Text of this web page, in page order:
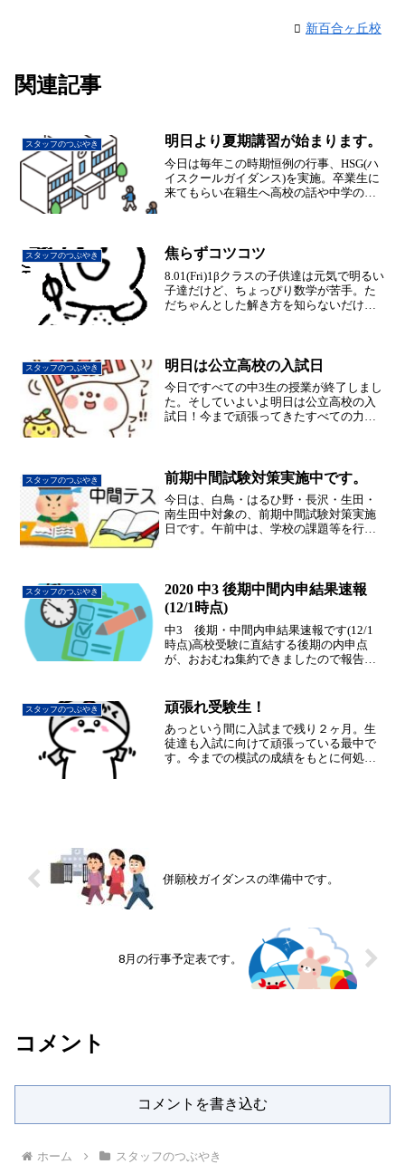
新百合ヶ丘校
関連記事
スタッフのつぶやき 明日より夏期講習が始まります。
今日は毎年この時期恒例の行事、HSG(ハ
イスクールガイダンス)を実施。卒業生に
来てもらい在籍生へ高校の話や中学の時
て嬉しい限り(^o...
スタッフのつぶやき 焦らずコツコツ
8.01(Fri)1βクラスの子供達は元気で明るい
子達だけど、ちょっぴり数学が苦手。た
だちゃんとした解き方を知らないだけ
んどん出来るよ...
スタッフのつぶやき 明日は公立高校の入試日
今日ですべての中3生の授業が終了しまし
た。そしていよいよ明日は公立高校の入
試日！今まで頑張ってきたすべての力を
スタッフのつぶやき 前期中間試験対策実施中です。
今日は、白鳥・はるひ野・長沢・生田・
南生田中対象の、前期中間試験対策実施
日です。午前中は、学校の課題等を行う
を使って、最後の追い込みで...
スタッフのつぶやき
2020 中3 後期中間内申結果速報
(12/1時点)
中3 後期・中間内申結果速報です(12/1
時点)高校受験に直結する後期の内申点
が、おおむね集約できましたので報告い
は除きます。金程中 5教科ALL5 25達成！
長沢中...
スタッフのつぶやき 頑張れ受験生！
あっという間に入試まで残り２ヶ月。生
徒達も入試に向けて頑張っている最中で
す。今までの模試の成績をもとに何処が
併願校ガイダンスの準備中です。
8月の行事予定表です。
コメント
コメントを書き込む
ホーム スタッフのつぶやき